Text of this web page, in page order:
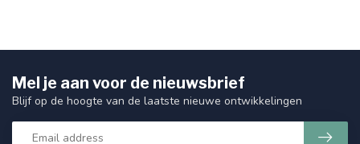
Mel je aan voor de nieuwsbrief
Blijf op de hoogte van de laatste nieuwe ontwikkelingen